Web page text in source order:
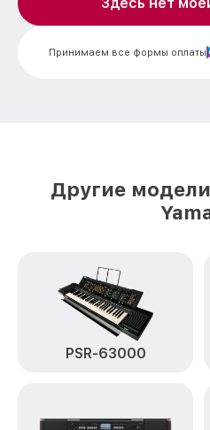
Yamaha
Чистка и профилактика
внутрикорпусная P-45B
Восстановление после
P-45B Yamaha
Прошивка (Обновление ПО) P-
Yamaha
Принимаем все формы оплаты
Другие
PSR-63000